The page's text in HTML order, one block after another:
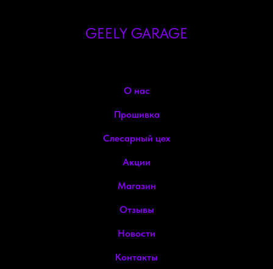
GEELY GARAGE
О нас
Прошивка
Слесарный цех
Акции
Магазин
Отзывы
Новости
Контакты